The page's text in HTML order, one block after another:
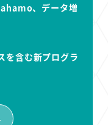
、データ増
を含む新プログラ